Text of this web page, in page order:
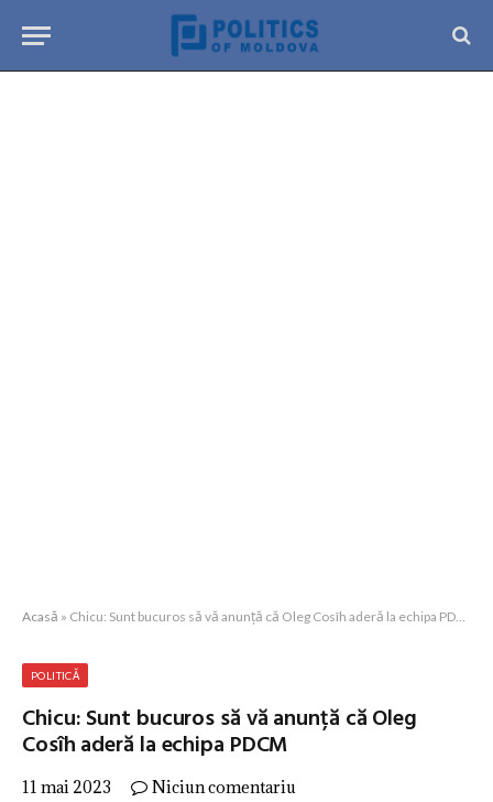
Acasă » Chicu: Sunt bucuros să vă anunță că Oleg Cosîh aderă la echipa PDCM
POLITICĂ
Chicu: Sunt bucuros să vă anunță că Oleg
Cosîh aderă la echipa PDCM
11 mai 2023 Niciun comentariu